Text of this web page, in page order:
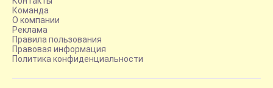
Команда
О компании
Реклама
Правила пользования
Правовая информация
Политика конфиденциальности